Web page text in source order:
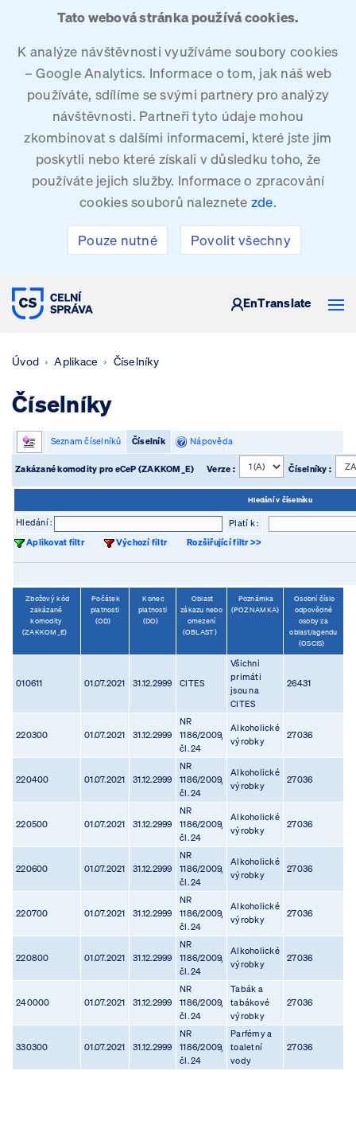
Tato webová stránka používá cookies.
K analýze návštěvnosti využíváme soubory cookies
– Google Analytics. Informace o tom, jak náš web
používáte, sdílíme se svými partnery pro analýzy
návštěvnosti. Partneři tyto údaje mohou
zkombinovat s dalšími informacemi, které jste jim
poskytli nebo které získali v důsledku toho, že
používáte jejich služby. Informace o zpracování
cookies souborů naleznete zde.
Pouze nutné Povolit všechny
CELNÍ SPRÁVA ČESKÉ REPUBLIKY
EnTranslate
Úvod Aplikace Číselníky
Číselníky
Seznam číselníků Číselník Nápověda
Zakázané komodity pro eCeP (ZAKKOM_E) Verze : Číselníky :
Hledání v číselníku
Hledání :
Platí k :
Aplikovat filtr
Výchozí filtr Rozšiřující filtr >>
Zbožový kód
zakázané
komodity
(ZAKKOM_E)
Počátek
platnosti
(OD)
Konec
platnosti
(DO)
Oblast
zákazu nebo
omezení
(OBLAST)
Poznámka
(POZNAMKA)
Osobní číslo
odpovědné
osoby za
oblast/agendu
(OSCIS)
010611 01.07.2021 31.12.2999 CITES
Všichni
primáti
jsou na
CITES
26431
220300 01.07.2021 31.12.2999
NR
1186/2009,
čl. 24
Alkoholické
výrobky
27036
220400 01.07.2021 31.12.2999
NR
1186/2009,
čl. 24
Alkoholické
výrobky
27036
220500 01.07.2021 31.12.2999
NR
1186/2009,
čl. 24
Alkoholické
výrobky
27036
220600 01.07.2021 31.12.2999
NR
1186/2009,
čl. 24
Alkoholické
výrobky
27036
220700 01.07.2021 31.12.2999
NR
1186/2009,
čl. 24
Alkoholické
výrobky
27036
220800 01.07.2021 31.12.2999
NR
1186/2009,
čl. 24
Alkoholické
výrobky
27036
240000 01.07.2021 31.12.2999
NR
1186/2009,
čl. 24
Tabák a
tabákové
výrobky
27036
330300 01.07.2021 31.12.2999
NR
1186/2009,
čl. 24
Parfémy a
toaletní
vody
27036